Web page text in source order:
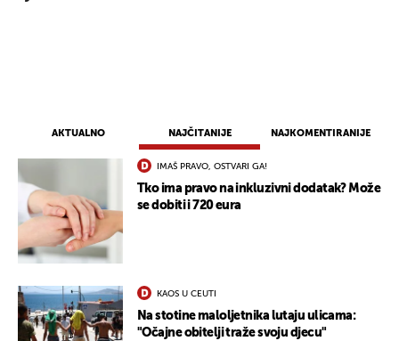
AKTUALNO NAJČITANIJE NAJKOMENTIRANIJE
IMAŠ PRAVO, OSTVARI GA!
Tko ima pravo na inkluzivni dodatak? Može
se dobiti i 720 eura
KAOS U CEUTI
Na stotine maloljetnika lutaju ulicama:
"Očajne obitelji traže svoju djecu"